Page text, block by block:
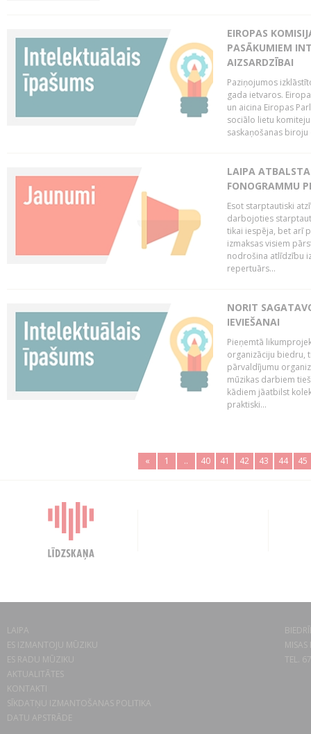
EIROPAS
PASĀKUMIEM
AIZSARDZĪBAI
Paziņojumos
gada ietvaros.
un aicina Eiropas
sociālo lietu
saskaņošanas biroju
LAIPA
FONOGRAMMU
Esot starptautiski
darbojoties
tikai iespēja, bet arī
izmaksas visiem
nodrošina atlīdzību
repertuārs...
NORIT
IEVIEŠANAI
Pieņemtā
organizāciju biedru,
pārvaldījumu
mūzikas darbiem
kādiem jāatbilst
praktiski...
« 1 .. 40 41 42 43 44 45
LAIPA
ES IZMANTOJU MŪZIKU
ES RADU MŪZIKU
AKTUALITĀTES
KONTAKTI
SĪKDATŅU IZMANTOŠANAS POLITIKA
DATU APSTRĀDE
TEL.